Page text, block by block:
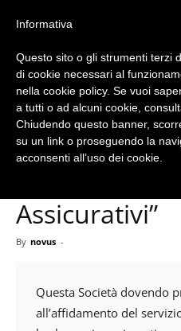
Home Avvisi
Avvisi Notizie
Avviso
Assicurativi”
By novus -
Questa Società dovendo
all’affidamento del
Informativa
Questo sito o gli strumenti terzi
di cookie necessari al
nella cookie policy. Se vuoi
a tutti o ad alcuni cookie,
Chiudendo questo banner,
su un link o proseguendo la
acconsenti all’uso dei cookie.